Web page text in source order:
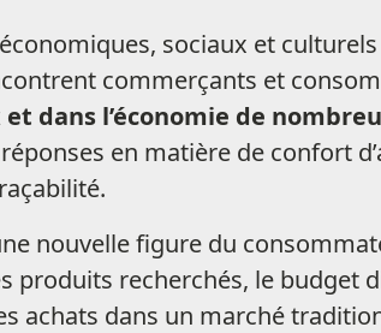
sociaux et
commerçants et
dans l’économie de
en matière de confort
nouvelle figure du
produits recherchés, le budget
achats dans un marché